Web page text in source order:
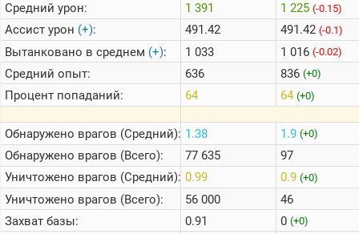
Средний урон:
Ассист урон (+):
Вытанковано в среднем (+):
Средний опыт:
Процент попаданий:
Обнаружено врагов (Средний):
Обнаружено врагов (Всего):
Уничтожено врагов (Средний):
Уничтожено врагов (Всего):
Захват базы:
1 391
491.42
1 033
636
64
1.38
77 635
0.99
56 000
0.91
1 225 (-0.15)
491.42 (-0.1)
1 016 (-0.02)
836 (+0)
64 (+0)
1.9 (+0)
97
0.9 (+0)
46
0 (+0)